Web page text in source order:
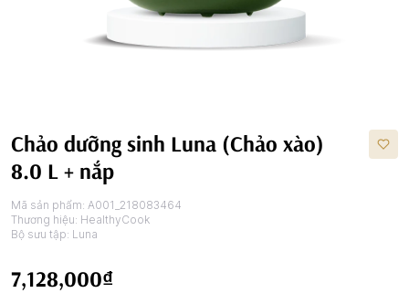
Chảo dưỡng sinh Luna (Chảo xào)
8.0 L + nắp
Mã sản phẩm: A001_218083464
Thương hiệu: HealthyCook
Bộ sưu tập: Luna
7,128,000₫